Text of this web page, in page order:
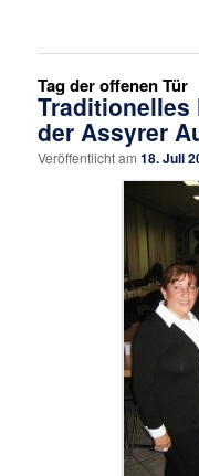
Tag der offenen Tür
der Assyrer
Veröffentlicht am18. Juli